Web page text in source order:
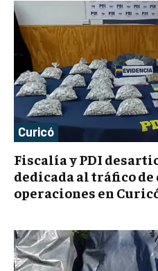
Curicó
Fiscalía y PDI
dedicada al tráfico de
operaciones en